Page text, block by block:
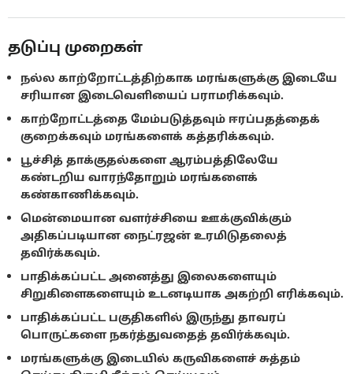
தடுப்பு முறைகள்
நல்ல காற்றோட்டத்திற்காக மரங்களுக்கு இடையே
சரியான இடைவெளியைப் பராமரிக்கவும்.
காற்றோட்டத்தை மேம்படுத்தவும் ஈரப்பதத்தைக்
குறைக்கவும் மரங்களைக் கத்தரிக்கவும்.
பூச்சித் தாக்குதல்களை ஆரம்பத்திலேயே
கண்டறிய வாரந்தோறும் மரங்களைக்
கண்காணிக்கவும்.
மென்மையான வளர்ச்சியை ஊக்குவிக்கும்
அதிகப்படியான நைட்ரஜன் உரமிடுதலைத்
தவிர்க்கவும்.
பாதிக்கப்பட்ட அனைத்து இலைகளையும்
சிறுகிளைகளையும் உடனடியாக அகற்றி எரிக்கவும்.
பாதிக்கப்பட்ட பகுதிகளில் இருந்து தாவரப்
பொருட்களை நகர்த்துவதைத் தவிர்க்கவும்.
மரங்களுக்கு இடையில் கருவிகளைச் சுத்தம்